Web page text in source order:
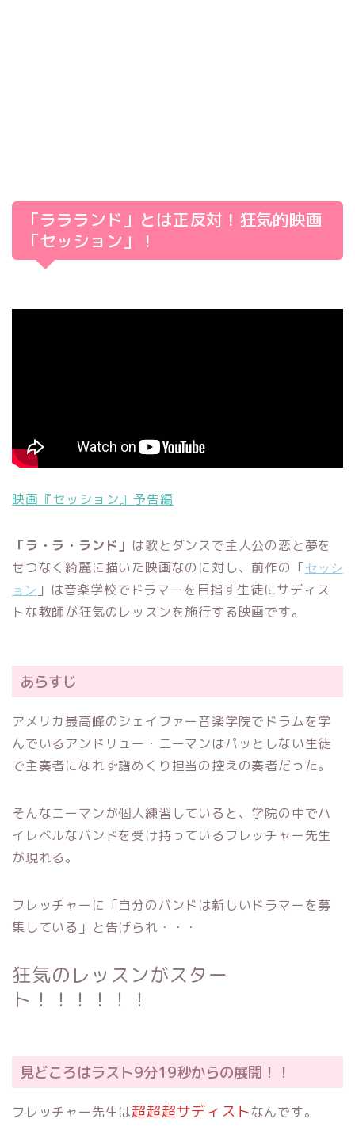
「ララランド」とは正反対！狂気的映画
「セッション」！
映画『セッション』予告編
「ラ・ラ・ランド」 は歌とダンスで主人公の恋と夢を
せつなく綺麗に描いた映画なのに対し、前作の「セッシ
ョン 」は音楽学校でドラマーを目指す生徒にサディス
トな教師が狂気のレッスンを施行する映画です。
あらすじ
アメリカ最高峰のシェイファー音楽学院でドラムを学
んでいるアンドリュー・ニーマンはパッとしない生徒
で主奏者になれず譜めくり担当の控えの奏者だった。
そんなニーマンが個人練習していると、学院の中でハ
イレベルなバンドを受け持っているフレッチャー先生
が現れる。
フレッチャーに「自分のバンドは新しいドラマーを募
集している」と告げられ・・・
狂気のレッスンがスター
ト！！！！！！
見どころはラスト9分19秒からの展開！！
フレッチャー先生は超超超サディストなんです。